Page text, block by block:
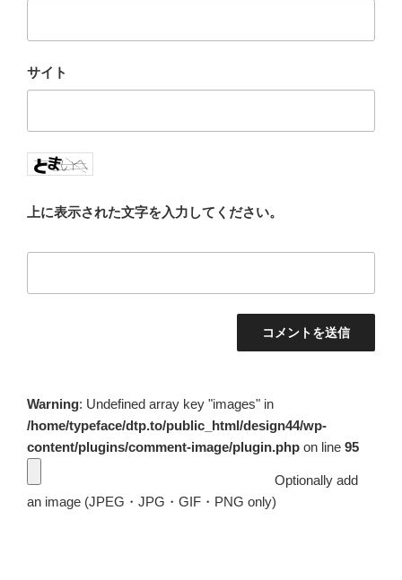
サイト
上に表示された文字を入力してください。
Warning: Undefined array key "images" in
/home/typeface/dtp.to/public_html/design44/wp-
content/plugins/comment-image/plugin.php on line 95
Optionally add
an image (JPEG・JPG・GIF・PNG only)